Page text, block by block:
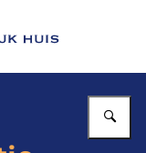
Koninklijk Huis